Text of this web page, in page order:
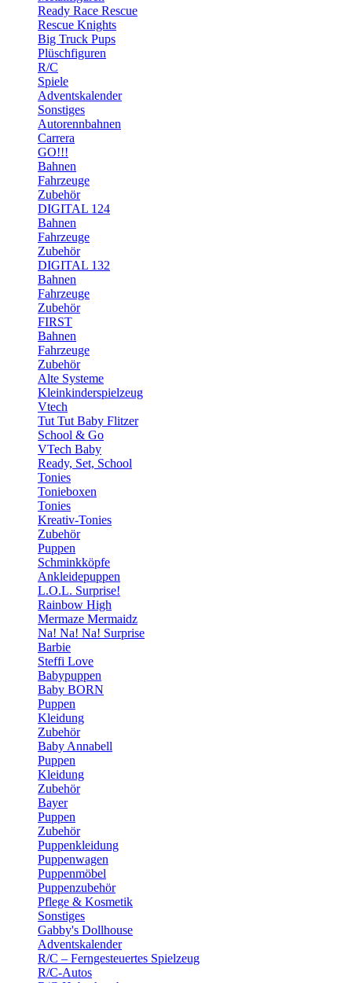
Ready Race Rescue
Rescue Knights
Big Truck Pups
Plüschfiguren
R/C
Spiele
Adventskalender
Sonstiges
Autorennbahnen
Carrera
GO!!!
Bahnen
Fahrzeuge
Zubehör
DIGITAL 124
Bahnen
Fahrzeuge
Zubehör
DIGITAL 132
Bahnen
Fahrzeuge
Zubehör
FIRST
Bahnen
Fahrzeuge
Zubehör
Alte Systeme
Kleinkinderspielzeug
Vtech
Tut Tut Baby Flitzer
School & Go
VTech Baby
Ready, Set, School
Tonies
Tonieboxen
Tonies
Kreativ-Tonies
Zubehör
Puppen
Schminkköpfe
Ankleidepuppen
L.O.L. Surprise!
Rainbow High
Mermaze Mermaidz
Na! Na! Na! Surprise
Barbie
Steffi Love
Babypuppen
Baby BORN
Puppen
Kleidung
Zubehör
Baby Annabell
Puppen
Kleidung
Zubehör
Bayer
Puppen
Zubehör
Puppenkleidung
Puppenwagen
Puppenmöbel
Puppenzubehör
Pflege & Kosmetik
Sonstiges
Gabby's Dollhouse
Adventskalender
R/C – Ferngesteuertes Spielzeug
R/C-Autos